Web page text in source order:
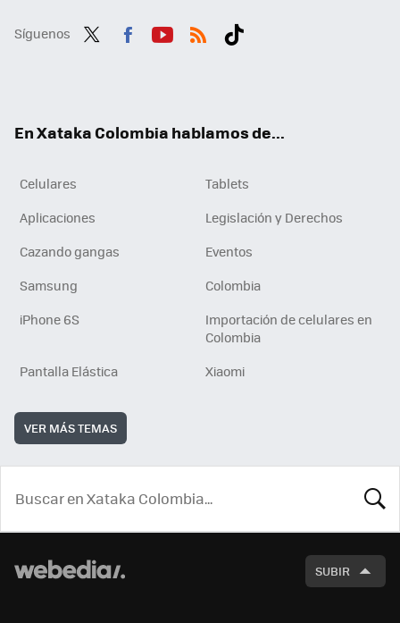
Síguenos
En Xataka Colombia hablamos de...
Celulares
Tablets
Aplicaciones
Legislación y Derechos
Cazando gangas
Eventos
Samsung
Colombia
iPhone 6S
Importación de celulares en
Colombia
Pantalla Elástica
Xiaomi
VER MÁS TEMAS
SUBIR